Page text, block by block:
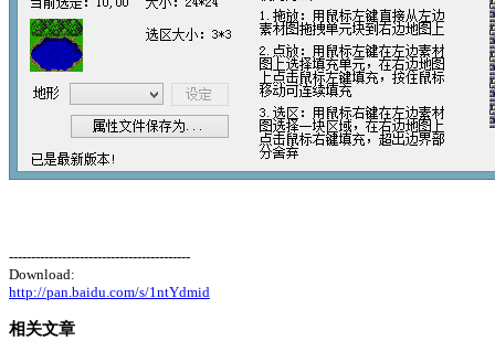
-----------------------------------------
Download:
http://pan.baidu.com/s/1ntYdmid
相关文章